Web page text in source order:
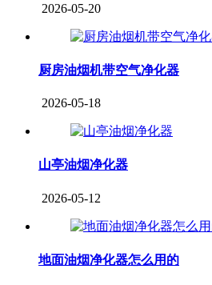
2026-05-20
厨房油烟机带空气净化器
2026-05-18
山亭油烟净化器
2026-05-12
地面油烟净化器怎么用的